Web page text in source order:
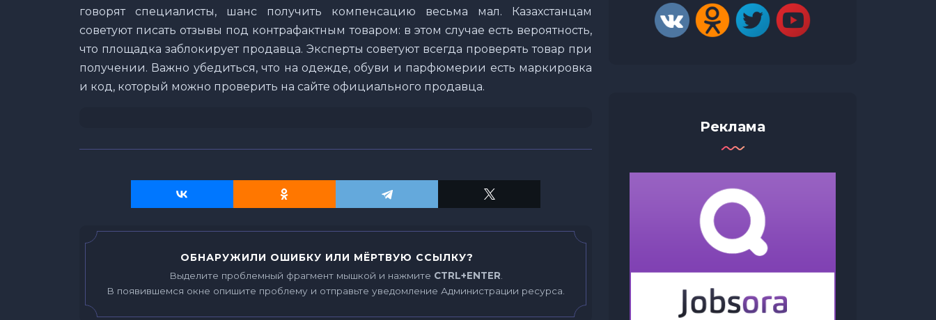
говорят специалисты, шанс получить компенсацию весьма мал. Казахстанцам
советуют писать отзывы под контрафактным товаром: в этом случае есть вероятность,
что площадка заблокирует продавца. Эксперты советуют всегда проверять товар при
получении. Важно убедиться, что на одежде, обуви и парфюмерии есть маркировка
и код, который можно проверить на сайте официального продавца.
ОБНАРУЖИЛИ ОШИБКУ ИЛИ МЁРТВУЮ ССЫЛКУ?
Выделите проблемный фрагмент мышкой и нажмите CTRL+ENTER
В появившемся окне опишите проблему и отправьте уведомление Администрации ресурса.
Реклама